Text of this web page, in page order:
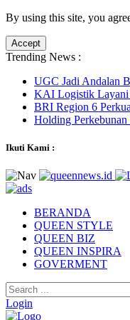
By using this site, you
Accept
Trending News :
UGC Jadi Andalan
KAI Logistik Layani
BRI Region 6
Holding
Ikuti Kami :
BERANDA
QUEEN STYLE
QUEEN BIZ
QUEEN INSPIRA
GOVERMENT
Login